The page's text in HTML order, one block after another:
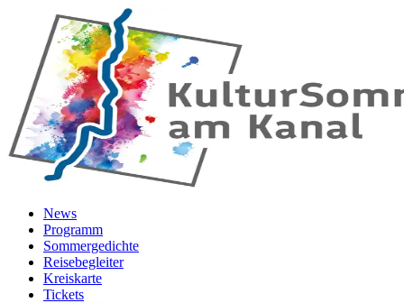
Zum Hauptinhalt springen
News
Programm
Sommergedichte
Reisebegleiter
Kreiskarte
Tickets